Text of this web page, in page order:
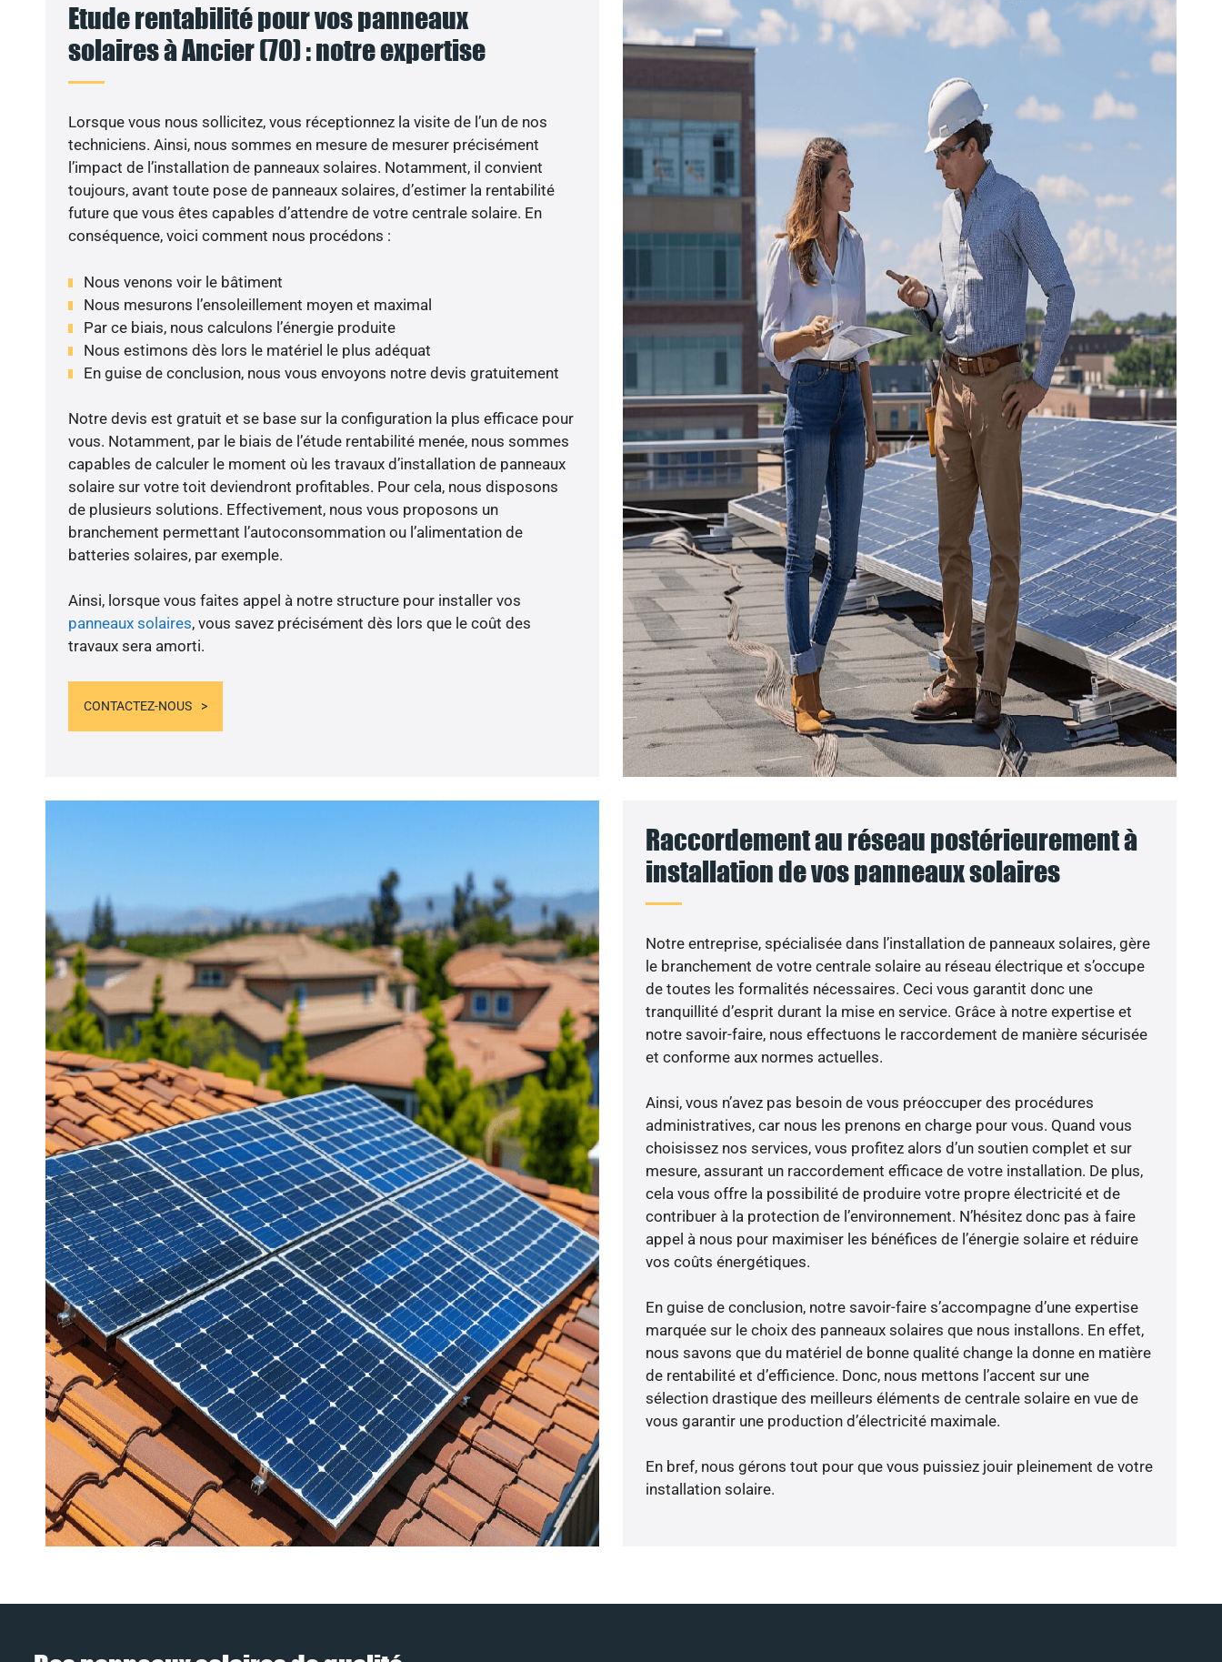
Etude rentabilité pour vos panneaux
solaires à Ancier (70) : notre expertise
Lorsque vous nous sollicitez, vous réceptionnez la visite de l’un de nos
techniciens. Ainsi, nous sommes en mesure de mesurer précisément
l’impact de l’installation de panneaux solaires. Notamment, il convient
toujours, avant toute pose de panneaux solaires, d’estimer la rentabilité
future que vous êtes capables d’attendre de votre centrale solaire. En
conséquence, voici comment nous procédons :
Nous venons voir le bâtiment
Nous mesurons l’ensoleillement moyen et maximal
Par ce biais, nous calculons l’énergie produite
Nous estimons dès lors le matériel le plus adéquat
En guise de conclusion, nous vous envoyons notre devis gratuitement
Notre devis est gratuit et se base sur la configuration la plus efficace pour
vous. Notamment, par le biais de l’étude rentabilité menée, nous sommes
capables de calculer le moment où les travaux d’installation de panneaux
solaire sur votre toit deviendront profitables. Pour cela, nous disposons
de plusieurs solutions. Effectivement, nous vous proposons un
branchement permettant l’autoconsommation ou l’alimentation de
batteries solaires, par exemple.
Ainsi, lorsque vous faites appel à notre structure pour installer vos
panneaux solaires, vous savez précisément dès lors que le coût des
travaux sera amorti.
CONTACTEZ-NOUS
Raccordement au réseau postérieurement à
installation de vos panneaux solaires
Notre entreprise, spécialisée dans l’installation de panneaux solaires, gère
le branchement de votre centrale solaire au réseau électrique et s’occupe
de toutes les formalités nécessaires. Ceci vous garantit donc une
tranquillité d’esprit durant la mise en service. Grâce à notre expertise et
notre savoir-faire, nous effectuons le raccordement de manière sécurisée
et conforme aux normes actuelles.
Ainsi, vous n’avez pas besoin de vous préoccuper des procédures
administratives, car nous les prenons en charge pour vous. Quand vous
choisissez nos services, vous profitez alors d’un soutien complet et sur
mesure, assurant un raccordement efficace de votre installation. De plus,
cela vous offre la possibilité de produire votre propre électricité et de
contribuer à la protection de l’environnement. N’hésitez donc pas à faire
appel à nous pour maximiser les bénéfices de l’énergie solaire et réduire
vos coûts énergétiques.
En guise de conclusion, notre savoir-faire s’accompagne d’une expertise
marquée sur le choix des panneaux solaires que nous installons. En effet,
nous savons que du matériel de bonne qualité change la donne en matière
de rentabilité et d’efficience. Donc, nous mettons l’accent sur une
sélection drastique des meilleurs éléments de centrale solaire en vue de
vous garantir une production d’électricité maximale.
En bref, nous gérons tout pour que vous puissiez jouir pleinement de votre
installation solaire.